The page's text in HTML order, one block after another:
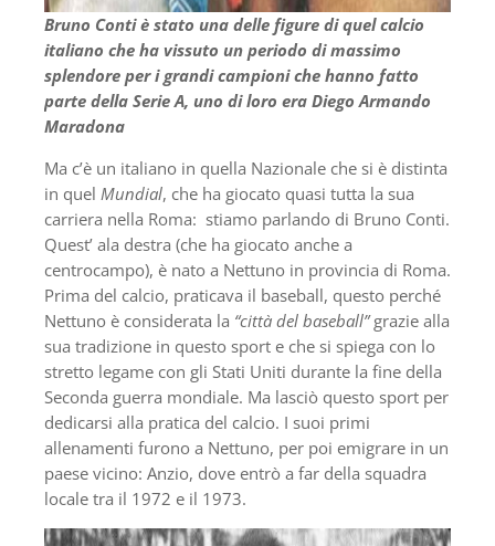
Bruno Conti è stato una delle figure di quel calcio
italiano che ha vissuto un periodo di massimo
splendore per i grandi campioni che hanno fatto
parte della Serie A, uno di loro era Diego Armando
Maradona
Ma c’è un italiano in quella Nazionale che si è distinta
in quel Mundial, che ha giocato quasi tutta la sua
carriera nella Roma: stiamo parlando di Bruno Conti.
Quest’ ala destra (che ha giocato anche a
centrocampo), è nato a Nettuno in provincia di Roma.
Prima del calcio, praticava il baseball, questo perché
Nettuno è considerata la “città del baseball”grazie alla
sua tradizione in questo sport e che si spiega con lo
stretto legame con gli Stati Uniti durante la fine della
Seconda guerra mondiale. Ma lasciò questo sport per
dedicarsi alla pratica del calcio. I suoi primi
allenamenti furono a Nettuno, per poi emigrare in un
paese vicino: Anzio, dove entrò a far della squadra
locale tra il 1972 e il 1973.